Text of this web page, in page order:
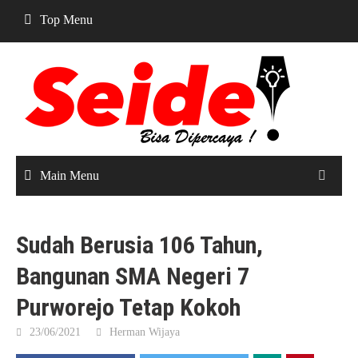
content
Top Menu
Main Menu
Sudah Berusia 106 Tahun,
Bangunan SMA Negeri 7
Purworejo Tetap Kokoh
23/06/2021 Herman Wijaya